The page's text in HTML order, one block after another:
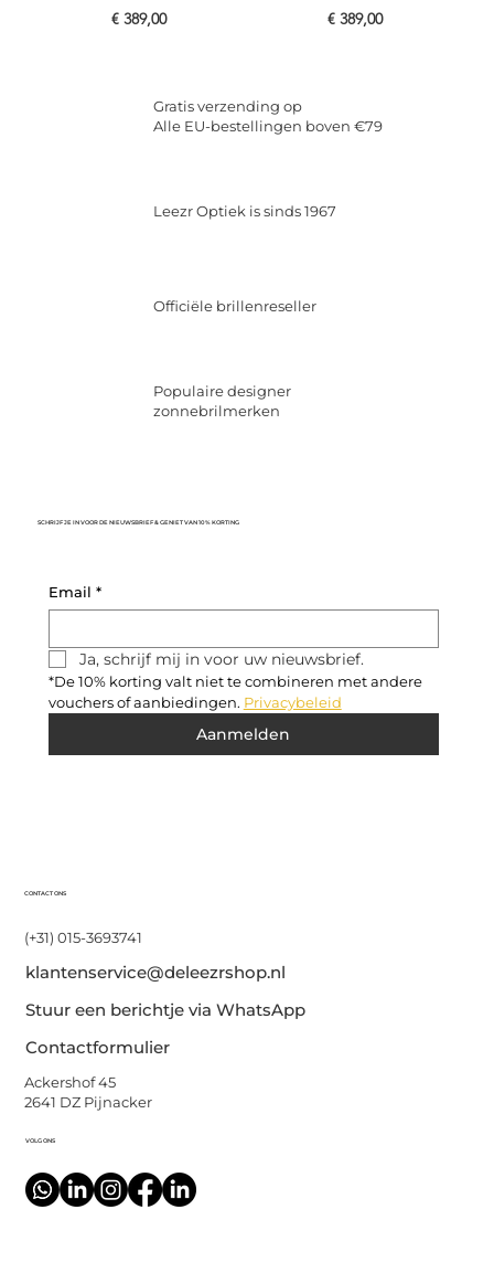
Prijs
€ 389,00 Prijs
€ 389,00
Gratis verzending op
Alle EU-bestellingen boven €79
Leezr Optiek is sinds 1967
Officiële brillenreseller
Populaire designer
zonnebrilmerken
CONTACT ONS
(+31) 015-3693741
klantenservice@deleezrshop.nl
Stuur een berichtje via WhatsApp
Contactformulier
Ackershof 45
2641 DZ Pijnacker
VOLG ONS
SCHRIJF JE IN VOOR DE NIEUWSBRIEF & GENIET VAN 10% KORTING
Email *
Ja, schrijf mij in voor uw nieuwsbrief.
*De 10% korting valt niet te combineren met andere
vouchers of aanbiedingen. Privacybeleid
Aanmelden